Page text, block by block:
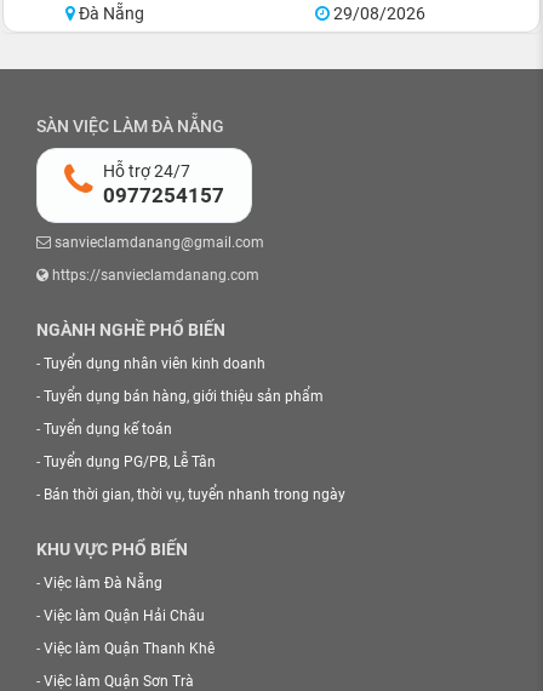
Đà Nẵng
29/08/2026
SÀN VIỆC LÀM ĐÀ NẴNG
Hỗ trợ 24/7
0977254157
sanvieclamdanang@gmail.com
https://sanvieclamdanang.com
NGÀNH NGHỀ PHỔ BIẾN
- Tuyển dụng nhân viên kinh doanh
- Tuyển dụng bán hàng, giới thiệu sản phẩm
- Tuyển dụng kế toán
- Tuyển dụng PG/PB, Lễ Tân
- Bán thời gian, thời vụ, tuyển nhanh trong ngày
KHU VỰC PHỔ BIẾN
- Việc làm Đà Nẵng
- Việc làm Quận Hải Châu
- Việc làm Quận Thanh Khê
- Việc làm Quận Sơn Trà